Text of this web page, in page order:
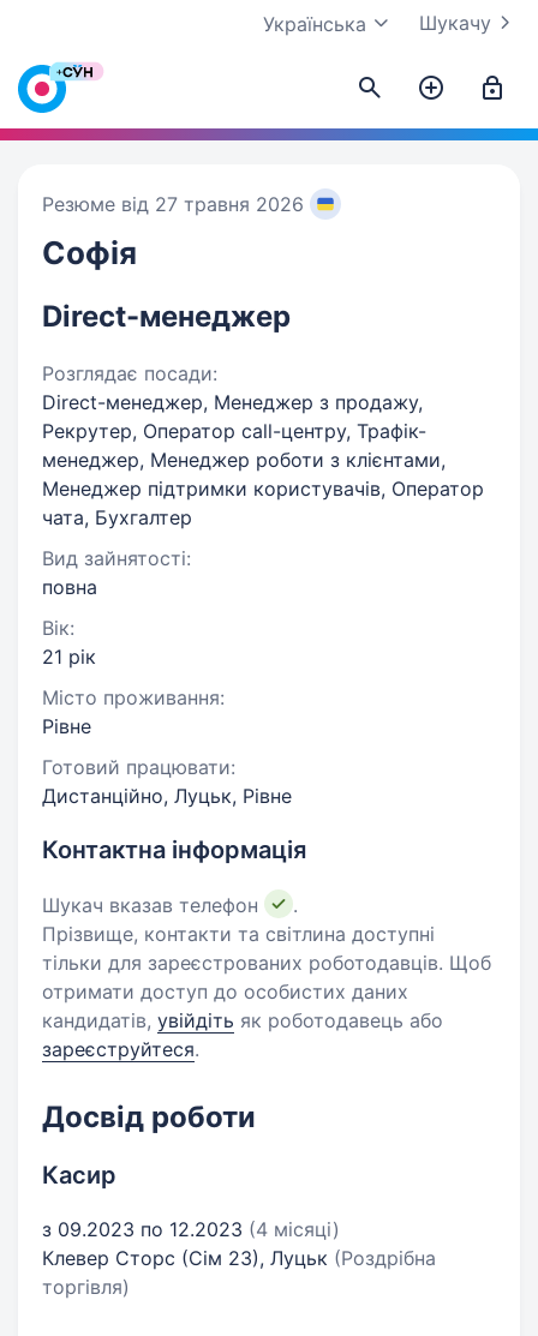
Шукачу
Українська
Резюме від 27 травня 2026
Софія
Direct-менеджер
Розглядає посади:
Direct-менеджер, Менеджер з продажу,
Рекрутер, Оператор call-центру, Трафік-
менеджер, Менеджер роботи з клієнтами,
Менеджер підтримки користувачів, Оператор
чата, Бухгалтер
Вид зайнятості:
повна
Вік:
21 рік
Місто проживання:
Рівне
Готовий працювати:
Дистанційно, Луцьк, Рівне
Контактна інформація
Шукач вказав телефон
.
Прізвище, контакти та світлина доступні
тільки для зареєстрованих роботодавців. Щоб
отримати доступ до особистих даних
кандидатів, увійдіть як роботодавець або
зареєструйтеся.
Досвід роботи
Касир
з 09.2023 по 12.2023 (4 місяці)
Клевер Сторс (Сім 23), Луцьк (Роздрібна
торгівля)